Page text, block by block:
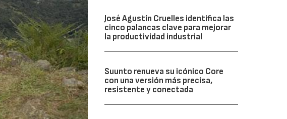
José Agustín Cruelles identifica las
cinco palancas clave para mejorar
la productividad industrial
Suunto renueva su icónico Core
con una versión más precisa,
resistente y conectada